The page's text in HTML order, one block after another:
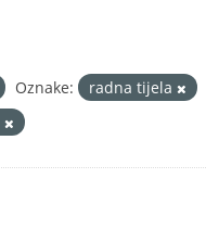
Oznake:
radna tijela